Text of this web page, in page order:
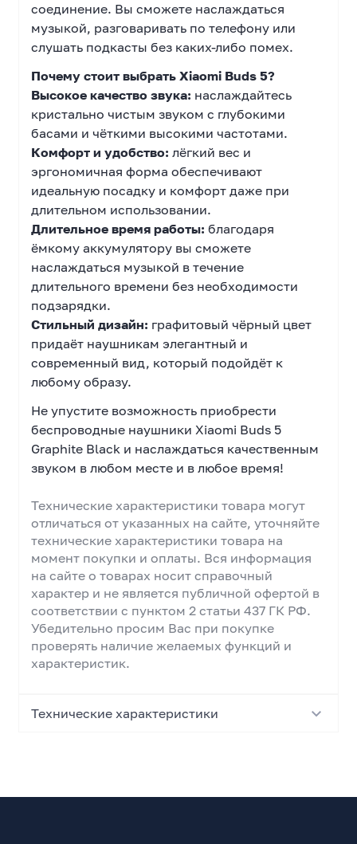
соединение. Вы сможете наслаждаться
музыкой, разговаривать по телефону или
слушать подкасты без каких-либо помех.
Почему стоит выбрать Xiaomi Buds 5?
Высокое качество звука: наслаждайтесь
кристально чистым звуком с глубокими
басами и чёткими высокими частотами.
Комфорт и удобство: лёгкий вес и
эргономичная форма обеспечивают
идеальную посадку и комфорт даже при
длительном использовании.
Длительное время работы: благодаря
ёмкому аккумулятору вы сможете
наслаждаться музыкой в течение
длительного времени без необходимости
подзарядки.
Стильный дизайн: графитовый чёрный цвет
придаёт наушникам элегантный и
современный вид, который подойдёт к
любому образу.
Не упустите возможность приобрести
беспроводные наушники Xiaomi Buds 5
Graphite Black и наслаждаться качественным
звуком в любом месте и в любое время!
Технические характеристики товара могут
отличаться от указанных на сайте, уточняйте
технические характеристики товара на
момент покупки и оплаты. Вся информация
на сайте о товарах носит справочный
характер и не является публичной офертой в
соответствии с пунктом 2 статьи 437 ГК РФ.
Убедительно просим Вас при покупке
проверять наличие желаемых функций и
характеристик.
Технические характеристики